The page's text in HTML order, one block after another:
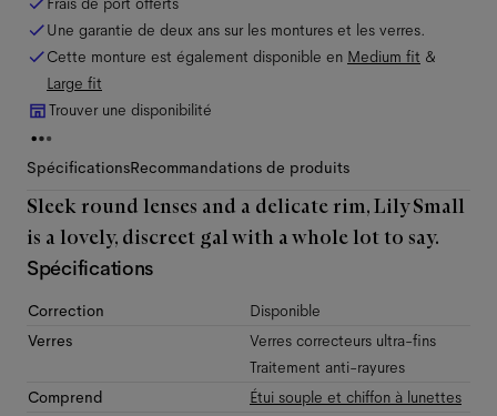
Une garantie de deux ans sur les montures et les verres.
Cette monture est également disponible en Medium fit &
Large fit
Trouver une disponibilité
SpécificationsRecommandations de produits
Sleek round lenses and a delicate rim, Lily Small
is a lovely, discreet gal with a whole lot to say.
Spécifications
Correction
Disponible
Verres
Verres correcteurs ultra-fins
Traitement anti-rayures
Comprend
Étui souple et chiffon à lunettes